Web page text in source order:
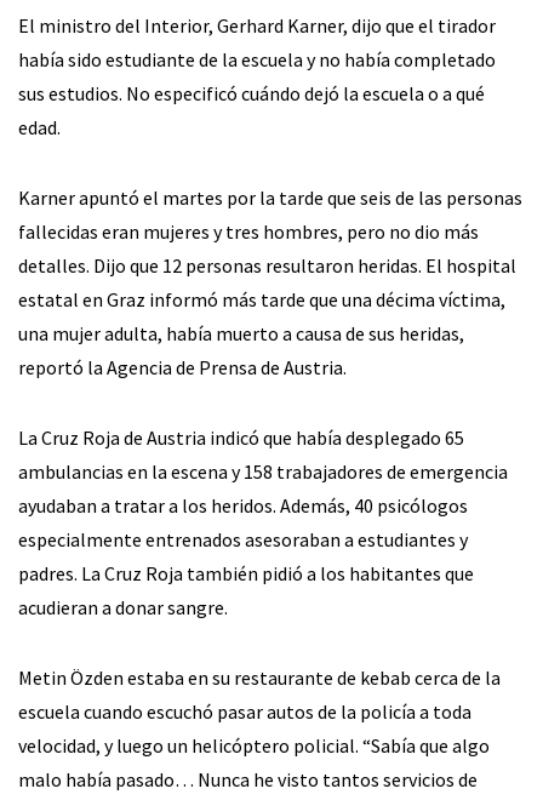
El ministro del Interior, Gerhard Karner, dijo que el tirador
había sido estudiante de la escuela y no había completado
sus estudios. No especificó cuándo dejó la escuela o a qué
edad.
Karner apuntó el martes por la tarde que seis de las personas
fallecidas eran mujeres y tres hombres, pero no dio más
detalles. Dijo que 12 personas resultaron heridas. El hospital
estatal en Graz informó más tarde que una décima víctima,
una mujer adulta, había muerto a causa de sus heridas,
reportó la Agencia de Prensa de Austria.
La Cruz Roja de Austria indicó que había desplegado 65
ambulancias en la escena y 158 trabajadores de emergencia
ayudaban a tratar a los heridos. Además, 40 psicólogos
especialmente entrenados asesoraban a estudiantes y
padres. La Cruz Roja también pidió a los habitantes que
acudieran a donar sangre.
Metin Özden estaba en su restaurante de kebab cerca de la
escuela cuando escuchó pasar autos de la policía a toda
velocidad, y luego un helicóptero policial. “Sabía que algo
malo había pasado… Nunca he visto tantos servicios de